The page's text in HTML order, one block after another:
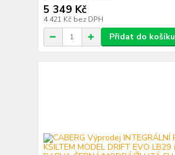
5 349 Kč
4 421 Kč bez DPH
Přidat do košíku